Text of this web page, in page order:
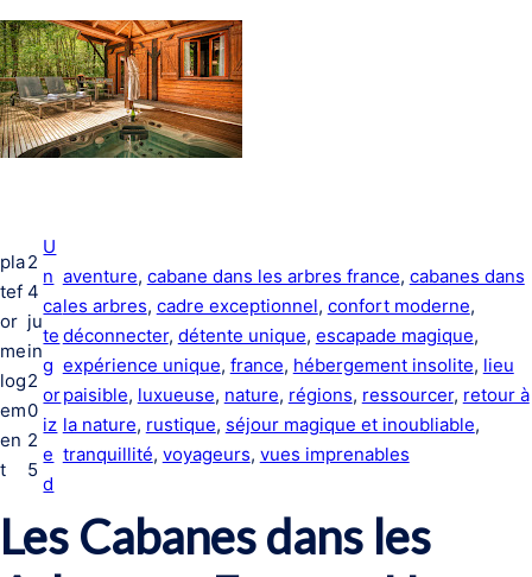
pla
tef
or
me
log
em
en
t
2
4
ju
in
2
0
2
5
U
n
ca
te
g
or
iz
e
d
aventure, cabane dans les arbres france, cabanes dans
les arbres, cadre exceptionnel, confort moderne
déconnecter, détente unique, escapade magique
expérience unique, france, hébergement insolite, lieu
paisible, luxueuse, nature, régions, ressourcer, retour à
la nature, rustique, séjour magique et inoubliable
tranquillité, voyageurs, vues imprenables
Les Cabanes dans les